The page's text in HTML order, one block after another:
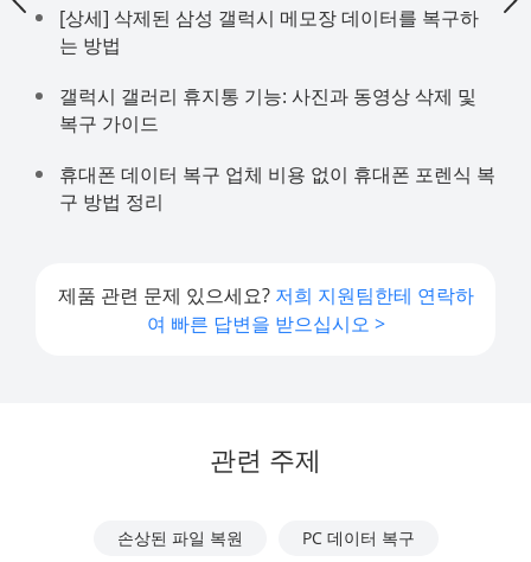
[상세] 삭제된 삼성 갤럭시 메모장 데이터를 복구하
는 방법
갤럭시 갤러리 휴지통 기능: 사진과 동영상 삭제 및
복구 가이드
휴대폰 데이터 복구 업체 비용 없이 휴대폰 포렌식 복
구 방법 정리
제품 관련 문제 있으세요? 저희 지원팀한테 연락하
여 빠른 답변을 받으십시오 >
관련 주제
손상된 파일 복원 PC 데이터 복구